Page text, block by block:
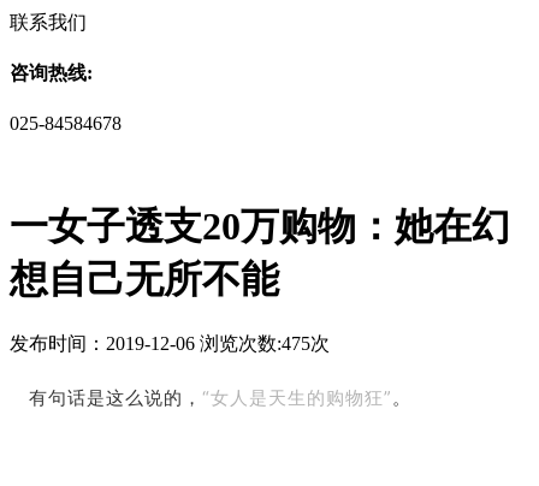
联系我们
咨询热线:
025-84584678
一女子透支20万购物：她在幻
想自己无所不能
发布时间：2019-12-06 浏览次数:475次
有句话是这么说的， “女人是天生的购物狂”。